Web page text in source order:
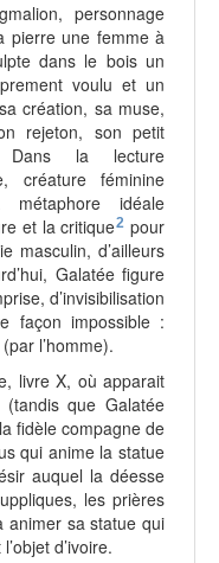
personnage
pierre une femme à
dans le bois un
voulu et un
création, sa muse,
rejeton, son petit
Dans la lecture
créature féminine
idéale
et la critique2 pour
masculin, d’ailleurs
Galatée figure
d’invisibilisation
façon impossible :
l’homme).
livre X, où apparait
que Galatée
fidèle compagne de
qui anime la statue
auquel la déesse
les prières
animer sa statue qui
d’ivoire.